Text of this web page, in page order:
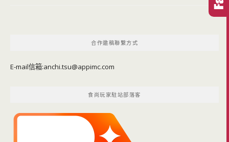
合作邀稿聯繫方式
E-mail信箱:anchi.tsu@appimc.com
食尚玩家駐站部落客